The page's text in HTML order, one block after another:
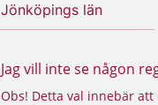
Jönköpings län
Jag vill inte se någon
Obs! Detta val innebär